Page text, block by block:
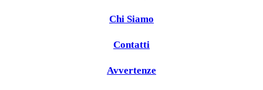
Chi Siamo
Contatti
Avvertenze